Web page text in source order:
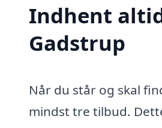
Indhent
Gadstrup
Når du står og skal
mindst tre tilbud.